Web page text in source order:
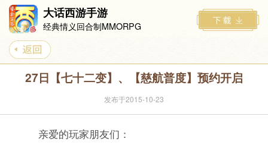
大话西游手游
经典情义回合制MMORPG
27日【七十二变】、【慈航普度】预约开启
发布于2015-10-23
亲爱的玩家朋友们：